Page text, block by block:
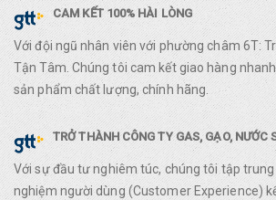
CAM KẾT 100% HÀI LÒNG
Với đội ngũ nhân viên với phường châm 6T:
Tận Tâm. Chúng tôi cam kết giao hàng
sản phẩm chất lượng, chính hãng.
TRỞ THÀNH CÔNG TY GAS, GẠO, NƯỚC
Với sự đầu tư nghiêm túc, chúng tôi tập
nghiệm người dùng (Customer Experience)